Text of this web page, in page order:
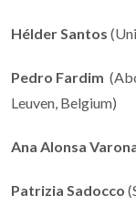
Hélder Santos
Pedro Fardim
Leuven, Belgium)
Ana Alonsa
Patrizia Sadocco